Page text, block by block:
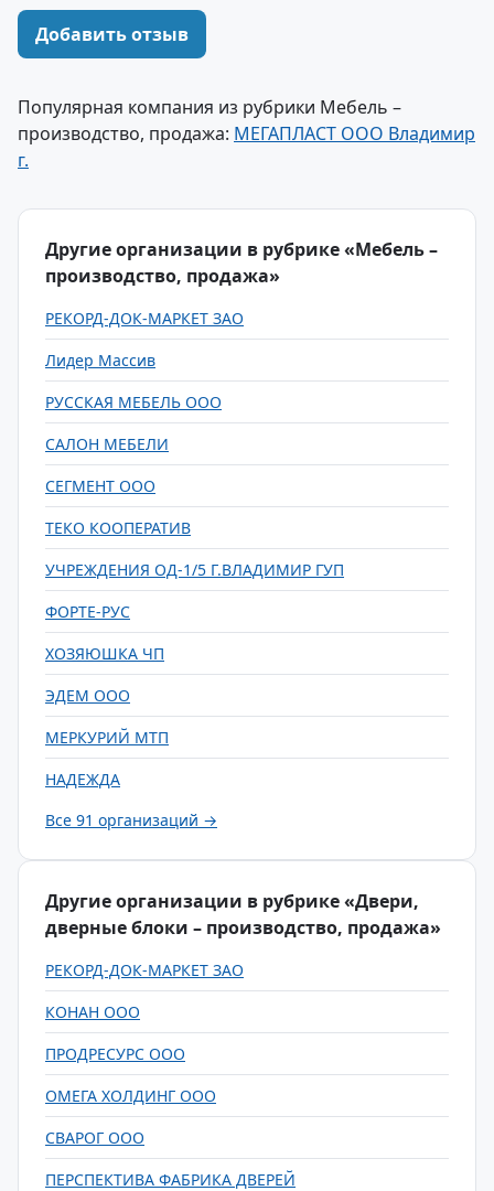
Добавить отзыв
Популярная компания из рубрики Мебель –
производство, продажа: МЕГАПЛАСТ ООО Владимир
г.
Другие организации в рубрике «Мебель –
производство, продажа»
РЕКОРД-ДОК-МАРКЕТ ЗАО
Лидер Массив
РУССКАЯ МЕБЕЛЬ ООО
САЛОН МЕБЕЛИ
СЕГМЕНТ ООО
ТЕКО КООПЕРАТИВ
УЧРЕЖДЕНИЯ ОД-1/5 Г.ВЛАДИМИР ГУП
ФОРТЕ-РУС
ХОЗЯЮШКА ЧП
ЭДЕМ ООО
МЕРКУРИЙ МТП
НАДЕЖДА
Все 91 организаций →
Другие организации в рубрике «Двери,
дверные блоки – производство, продажа»
РЕКОРД-ДОК-МАРКЕТ ЗАО
КОНАН ООО
ПРОДРЕСУРС ООО
ОМЕГА ХОЛДИНГ ООО
СВАРОГ ООО
ПЕРСПЕКТИВА ФАБРИКА ДВЕРЕЙ